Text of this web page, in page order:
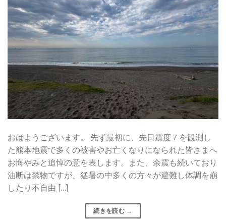
おはようございます。 先ず最初に、先日震度７を観測し
た熊本地震で多くの被害やお亡くなりになられた皆さまへ
お悔やみと追悼の意を表します。また、余震も続いており
油断は禁物ですが、猛暑の中多くの方々が避難し体調を崩
したり不自由 […]
続きを読む →